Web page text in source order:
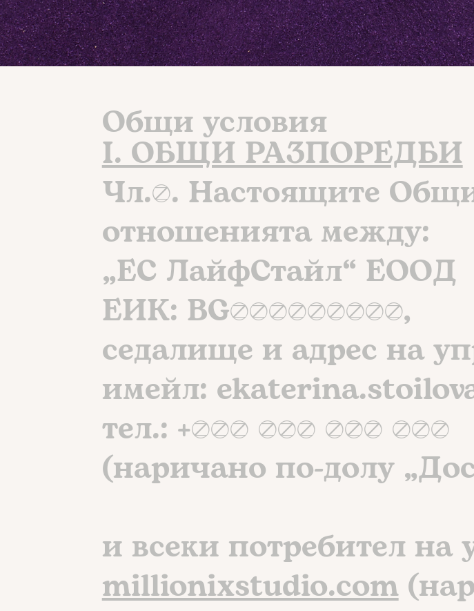
I. ОБЩИ РАЗПОРЕДБИ
Чл.1. Настоящите
отношенията между:
„ЕС ЛайфСтайл“ ЕООД
ЕИК: BG207257024,
седалище и адрес на
имейл:
тел.: +359 893 862 754
(наричано по-долу
и всеки потребител на
millionixstudio.com
Общи условия